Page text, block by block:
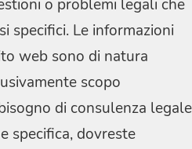
o problemi legali che
specifici. Le informazioni
web sono di natura
scopo
di consulenza legale
specifica, dovreste